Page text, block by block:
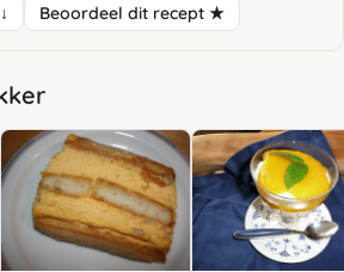
Beoordeel dit recept ★